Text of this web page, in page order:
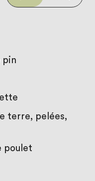
pin
terre, pelées,
poulet